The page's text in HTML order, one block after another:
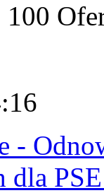
-
dla